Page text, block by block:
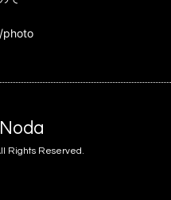
photo
Rights Reserved.